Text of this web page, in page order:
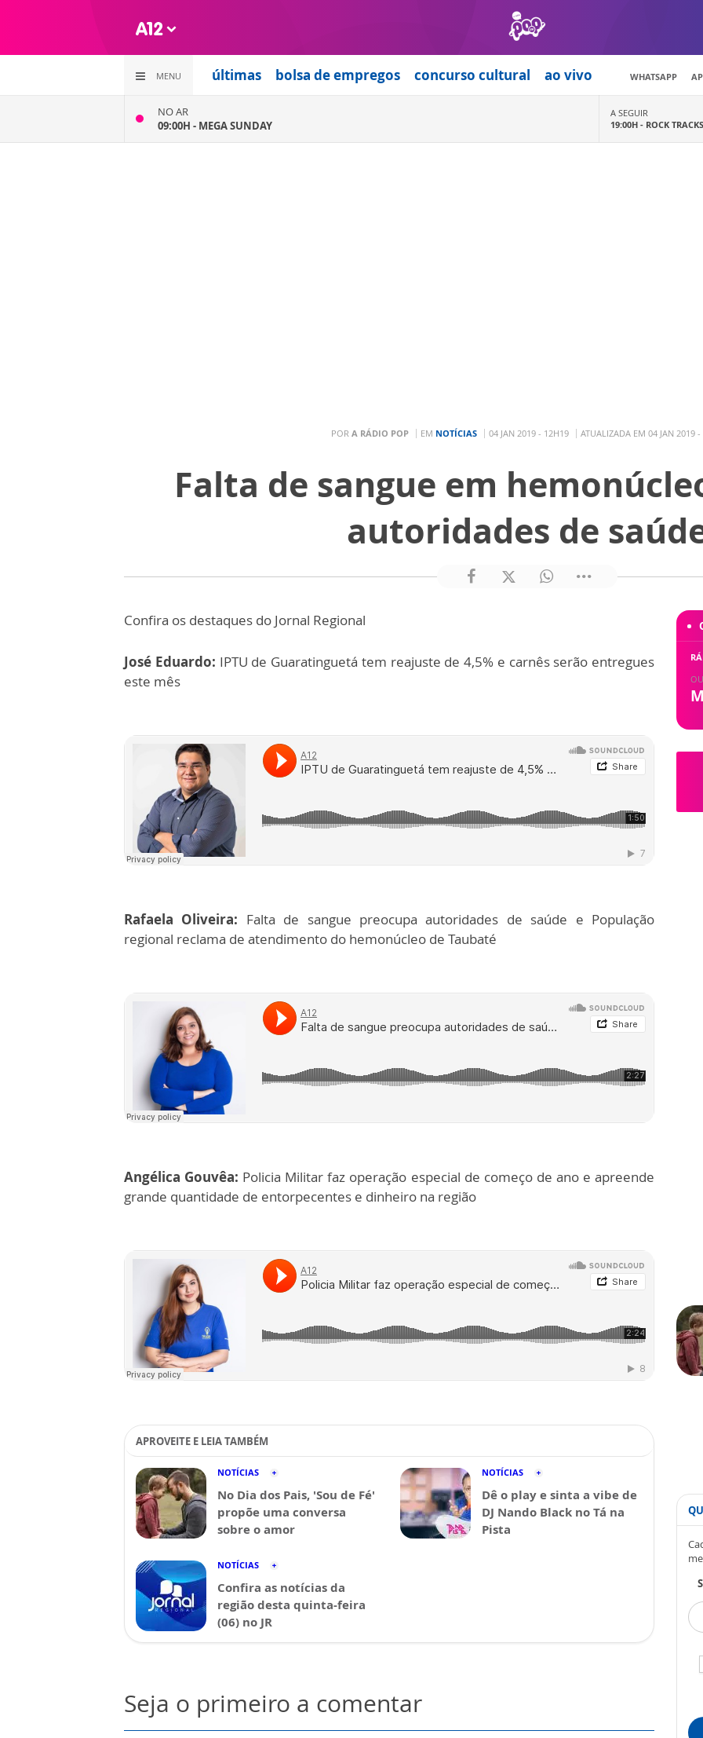
MENU últimas bolsa de empregos concurso cultural ao vivo WHATSAPP
NO AR
09:00H - MEGA SUNDAY
A SEGUIR
19:00H - ROCK TRACKS
POR A RÁDIO POP EM NOTÍCIAS 04 JAN 2019 - 12H19 ATUALIZADA EM 04 JAN 2019
Falta de sangue em
autoridades de
Confira os destaques do Jornal Regional
José Eduardo: IPTU de Guaratinguetá tem reajuste de 4,5% e carnês serão entregues
este mês
Rafaela Oliveira: Falta de sangue preocupa autoridades de saúde e População
regional reclama de atendimento do hemonúcleo de Taubaté
Angélica Gouvêa: Policia Militar faz operação especial de começo de ano e apreende
grande quantidade de entorpecentes e dinheiro na região
APROVEITE E LEIA TAMBÉM
NOTÍCIAS
No Dia dos Pais, 'Sou de Fé'
propõe uma conversa
sobre o amor
NOTÍCIAS
Dê o play e sinta a vibe de
DJ Nando Black no Tá na
Pista
NOTÍCIAS
Confira as notícias da
região desta quinta-feira
(06) no JR
Seja o primeiro a comentar